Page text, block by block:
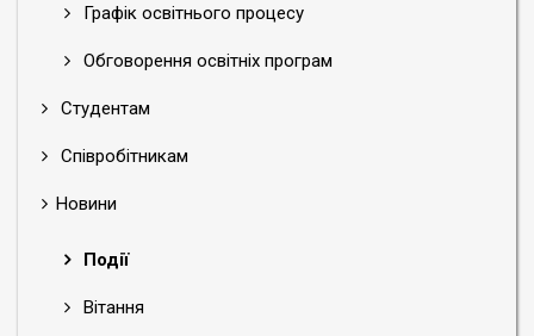
Графік освітнього процесу
Обговорення освітніх програм
Студентам
Співробітникам
Новини
Події
Вітання